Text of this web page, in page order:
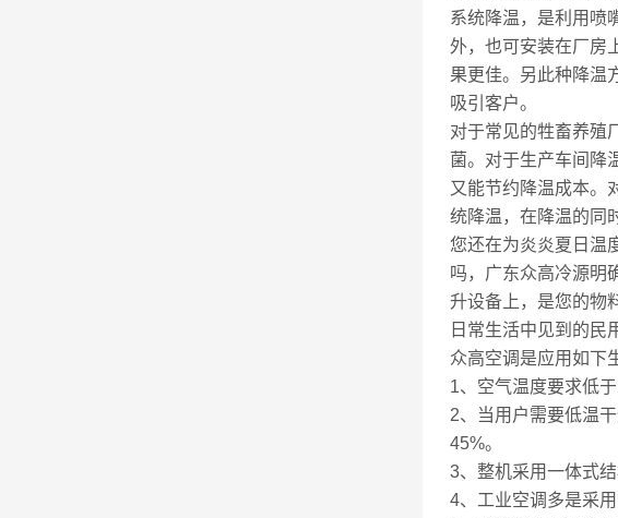
系统降温，是利用喷
外，也可安装在厂房
果更佳。另此种降温
吸引客户。
对于常见的牲畜养殖
菌。对于生产车间降
又能节约降温成本。
统降温，在降温的同
您还在为炎炎夏日温
吗，广东众高冷源明
升设备上，是您的物
日常生活中见到的民
众高空调是应用如下
1、空气温度要求低
2、当用户需要低温
45%。
3、整机采用一体式
4、工业空调多是采